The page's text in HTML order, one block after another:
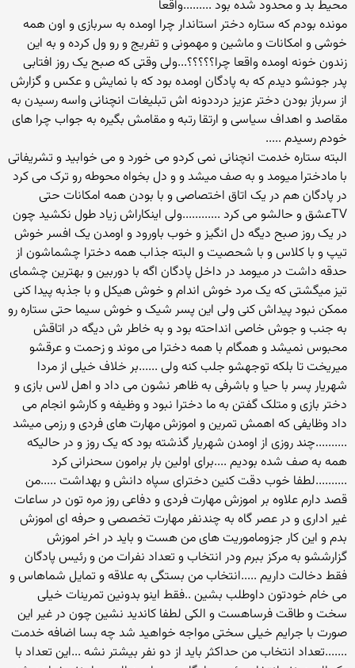
محیط بد و محدود شده بود .........واقعا
مونده بودم که ستاره دختر استاندار چرا اومده به سربازی و اون همه
خوشی و امکانات و ماشین و مهمونی و تفریج و رو ول کرده و به این
زندون خونه اومده واقعا چرا؟؟؟؟؟...ولی وقتی که صبح یک روز افتابی
پدر جونشو دیدم که به پادگان اومده بود که با نمایش و عکس و گزارش
از سرباز بودن دختر عزیز درددونه اش تبلیغات انچنانی واسه رسیدن به
مقاصد و اهداف سیاسی و ارتقا رتبه و مقامش بگیره به جواب چرا های
خودم رسیدم .....
البته ستاره خدمت انچنانی نمی کردو می خورد و می خوابید و تشریفاتی
با مادخترا میومد و به صف میشد و و دل بخواه محوطه رو ترک می کرد
در پادگان هم در یک اتاق اختصاصی و با بودن همه امکانات حتی
TVعشق و حالشو می کرد ............ولی اینکاراش زیاد طول نکشید چون
در یک روز صبح دیگه دل انگیز و خوب باورود و اومدن یک افسر خوش
تیپ و با کلاس و با شحصیت و البته جذاب همه دخترا چشماشون از
حدقه داشت در میومد در داخل پادگان اگه با دوربین و بهترین چشمای
تیز میگشتی که یک مرد خوش اندام و خوش هیکل و با جذبه پیدا کنی
ممکن نبود پیداش کنی ولی این پسر شیک و خوش سیما حتی ستاره رو
به جنب و جوش خاصی انداحته بود و به خاطر ش دیگه در اتاقش
محبوس نمیشد و همگام با همه دخترا می موند و زحمت و عرقشو
میریخت تا بلکه توجهشو جلب کنه ولی ......بر خلاف خیلی از مردا
شهریار پسر با حیا و باشرفی به ظاهر نشون می داد و اهل لاس بازی و
دختر بازی و متلک گفتن به ما دخترا نبود و وظیفه و کارشو انجام می
داد وظایفی که اهمش تمرین و اموزش مهارت های فردی و رزمی میشد
..........چند روزی از اومدن شهریار گذشته بود که یک روز و در حالیکه
همه به صف شده بودیم ....برای اولین بار برامون سحنرانی کرد
..........لطفا خوب دقت کنین دخترای سپاه دانش و بهداشت .....من
قصد دارم علاوه بر اموزش مهارت فردی و دفاعی روز مره تون در ساعات
غیر اداری و در عصر گاه به چندنفر مهارت تخصصی و حرفه ای اموزش
بدم و این کار جزوماموریت های من هست و باید در اخر اموزش
گزارششو به مرکز ببرم ودر انتخاب و تعداد نفرات من و رئیس پادگان
فقط دخالت داریم .....انتخاب من بستگی به علاقه و تمایل شماهاس و
می خام خودتون داوطلب بشین ..فقط اینو بدونین تمرینات خیلی
سخت و طاقت فرساهست و الکی لطفا کاندید نشین چون در غیر این
صورت با جرایم خیلی سختی مواجه خواهید شد چه بسا اضافه خدمت
.......تعداد انتخاب من حداکثر باید از دو نفر بیشتر نشه ...این تعداد با